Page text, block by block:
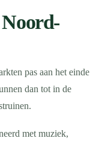
pas aan het einde
dan tot in de
met muziek,